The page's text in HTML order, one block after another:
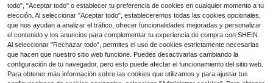
todo", "Aceptar todo" o establecer tu preferencia de cookies en cualquier momento a tu
elección. Al seleccionar "Aceptar todo", estableceremos todas las cookies opcionales,
que nos ayudan a analizar el tráfico, ofrecer funcionalidades mejoradas y personalizar
el contenido y los anuncios para complementar tu experiencia de compra con SHEIN.
Al seleccionar "Rechazar todo", permites el uso de cookies estrictamente necesarias
que hacen que nuestro sitio web funcione. Puedes desactivarlas cambiando la
configuración de tu navegador, pero esto puede afectar el funcionamiento del sitio web.
Para obtener más información sobre las cookies que utilizamos y para ajustar tus